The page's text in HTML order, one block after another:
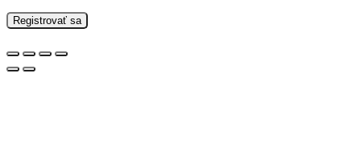
Registrovať sa